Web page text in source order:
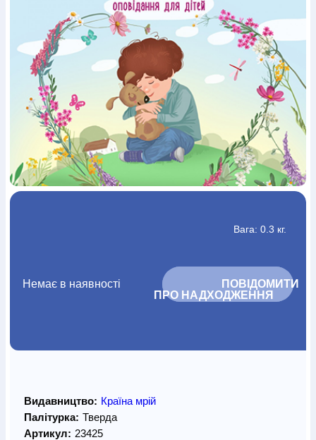
Шлюб і сім`яЮдаїзм
Супутні товари
ПеріодикаАудіоРучки кульковіВідео
Галантерея
Закладки для книг
Футболки Брелоки
Біжутерія
Блокноти
Щоденники / щотижневики
Вироби з дерева
Вироби з кераміки і глиниВироби з срібла
Картини
Навчальні мапи
Шкіряні вироби Магніти
Металеві
виробиМіні-лампи НаклейкиНастільні ігри
Пакети
подарунковіПлакатиПластмасові вироби
Хустки
Подарункові картки Розвиваючі ігриРепринтиСвічки
ЗошитиФотокартини Чохли на Библії
Головні убори
Календарі Канцелярскі товари
Комп`ютерні ігри
ЛистівкиСувенирна продукціяГодинникиПазли
За додатковою інформацією дзвоніть за номером: +38
Ми у Facebook
Вага: 0.3 кг.
Немає в наявності
			ПОВІДОМИТИ
ПРО НАДХОДЖЕННЯ
Видавництво: Країна мрій
Палітурка: Тверда
Артикул: 23425